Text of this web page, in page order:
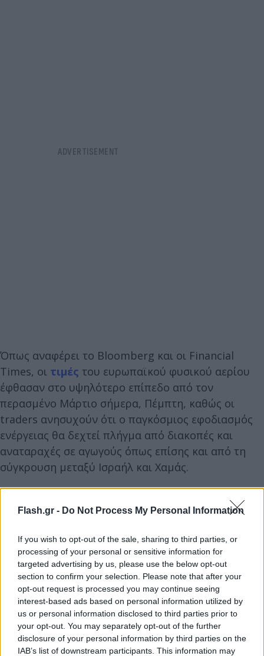
Flash.gr - Do Not Process My Personal Information
If you wish to opt-out of the sale, sharing to third parties, or
processing of your personal or sensitive information for
targeted advertising by us, please use the below opt-out
section to confirm your selection. Please note that after your
opt-out request is processed you may continue seeing
interest-based ads based on personal information utilized by
us or personal information disclosed to third parties prior to
your opt-out. You may separately opt-out of the further
disclosure of your personal information by third parties on the
IAB’s list of downstream participants. This information may
Όπως αναφέρει το Bloomberg και οι Financial
Times, οι τιμές του ευρωπαϊκού φυσικού αερίου
έφθασαν στο υψηλότερο επίπεδο από τον
περασμένο Μάρτιο σήμερα, Πέμπτη, καθώς οι
traders ανησυχούν ότι ο παγκόσμιος εφοδιασμός
ενέργειας θα δεχτεί πλήγμα από διακοπές και
αναταραχές σε αγωγούς όπως επίσης και από τη
σύγκρουση μεταξύ Ισραήλ και Χαμάς.
Επιπλέον, μια έρευνα για διαρροή αγωγού στη
Βαλτική προκάλεσε ανησυχίες για την ασφάλεια
των χειμερινών υποδομών, οδηγώντας στο
προσωρινό κλείσιμό του.